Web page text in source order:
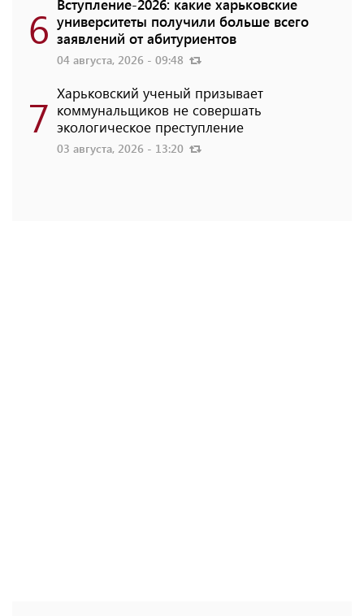
6
Вступление-2026: какие харьковские
университеты получили больше всего
заявлений от абитуриентов
04 августа, 2026 - 09:48
7 Харьковский ученый призывает
коммунальщиков не совершать
экологическое преступление
03 августа, 2026 - 13:20